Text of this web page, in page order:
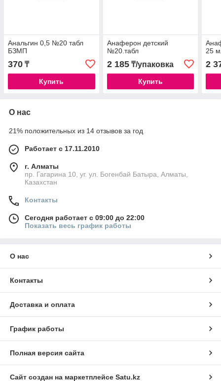
Анальгин 0,5 №20 табл
БЗМП
370 ₸
Купить
Анаферон детский
№20.табл
2 185₸/упаковка
Купить
25
2
О нас
21% положительных из 14 отзывов за год
Работает с 17.11.2010
г. Алматы
пр. Гагарина 10, уг. ул. Богенбай Батыра, Алматы,
Казахстан
Контакты
Сегодня работает с 09:00 до 22:00
Показать весь график работы
О нас
Контакты
Доставка и оплата
График работы
Полная версия сайта
Сайт создан на маркетплейсе Satu.kz